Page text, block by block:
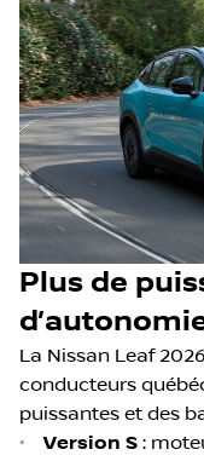
Plus de
La Nissan Leaf
conducteurs
puissantes et des
•
Version S :